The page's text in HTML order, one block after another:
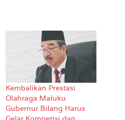
Kembalikan Prestasi
Olahraga Maluku
Gubernur Bilang Harus